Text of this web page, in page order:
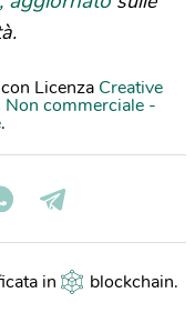
Licenza Creative
commerciale -
.
in blockchain.